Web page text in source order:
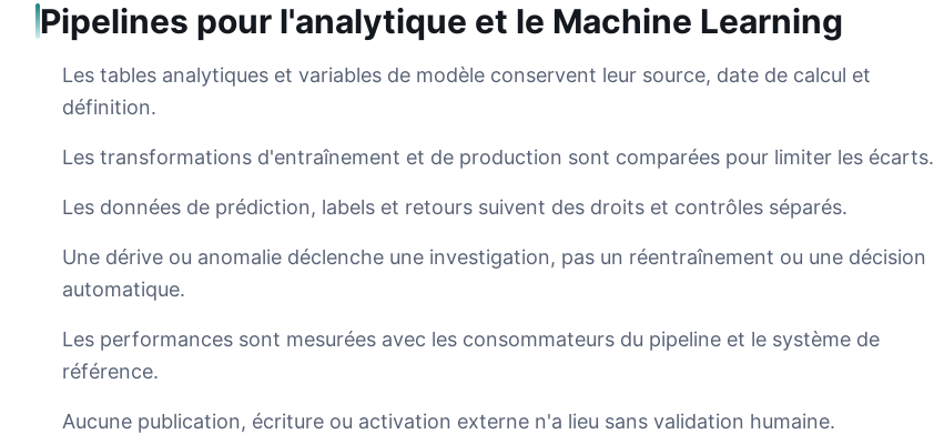
Pipelines pour l'analytique et le Machine Learning
Les tables analytiques et variables de modèle conservent leur source, date de calcul et
définition.
Les transformations d'entraînement et de production sont comparées pour limiter les écarts.
Les données de prédiction, labels et retours suivent des droits et contrôles séparés.
Une dérive ou anomalie déclenche une investigation, pas un réentraînement ou une décision
automatique.
Les performances sont mesurées avec les consommateurs du pipeline et le système de
référence.
Aucune publication, écriture ou activation externe n'a lieu sans validation humaine.